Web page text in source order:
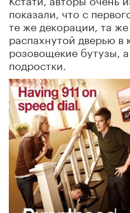
показали, что с
те же декорации, та
распахнутой дверью в
розовощекие бутузы,
подростки.